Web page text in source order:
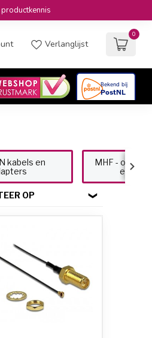
Verlanglijst
0
N kabels en
MHF - open
en
OP